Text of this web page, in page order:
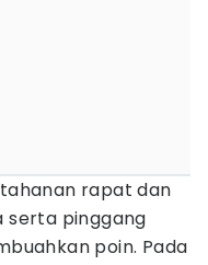
rapat dan
serta pinggang
poin. Pada